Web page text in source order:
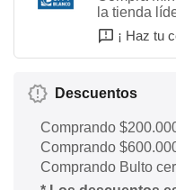
la tienda
¡ Haz tu
Descuentos
Comprando
Comprando
Comprando Bulto